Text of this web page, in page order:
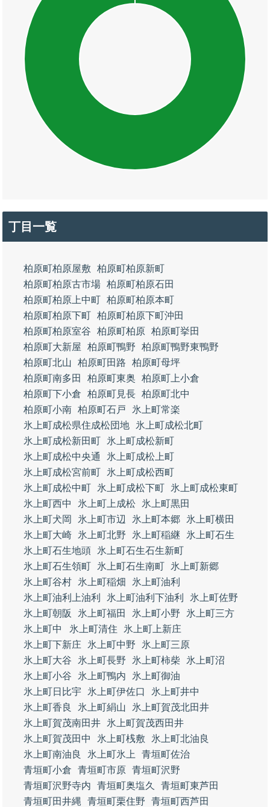
丁目一覧
柏原町柏原屋敷
柏原町柏原新町
柏原町柏原古市場 柏原町柏原石田
柏原町柏原上中町 柏原町柏原本町
柏原町柏原下町 柏原町柏原下町沖田
柏原町柏原室谷
柏原町柏原 柏原町挙田
柏原町大新屋
柏原町鴨野
柏原町鴨野東鴨野
柏原町北山
柏原町田路
柏原町母坪
柏原町南多田
柏原町東奥
柏原町上小倉
柏原町下小倉
柏原町見長 柏原町北中
柏原町小南 柏原町石戸
氷上町常楽
氷上町成松県住成松団地
氷上町成松北町
氷上町成松新田町
氷上町成松新町
氷上町成松中央通
氷上町成松上町
氷上町成松宮前町
氷上町成松西町
氷上町成松中町
氷上町成松下町
氷上町成松東町
氷上町西中
氷上町上成松
氷上町黒田
氷上町犬岡
氷上町市辺 氷上町本郷
氷上町横田
氷上町大崎
氷上町北野 氷上町稲継
氷上町石生
氷上町石生地頭
氷上町石生石生新町
氷上町石生領町
氷上町石生南町
氷上町新郷
氷上町谷村
氷上町稲畑
氷上町油利
氷上町油利上油利
氷上町油利下油利
氷上町佐野
氷上町朝阪
氷上町福田 氷上町小野
氷上町三方
氷上町中
氷上町清住
氷上町上新庄
氷上町下新庄
氷上町中野
氷上町三原
氷上町大谷
氷上町長野 氷上町柿柴
氷上町沼
氷上町小谷
氷上町鴨内
氷上町御油
氷上町日比宇
氷上町伊佐口
氷上町井中
氷上町香良
氷上町絹山
氷上町賀茂北田井
氷上町賀茂南田井
氷上町賀茂西田井
氷上町賀茂田中
氷上町桟敷
氷上町北油良
氷上町南油良
氷上町氷上
青垣町佐治
青垣町小倉
青垣町市原 青垣町沢野
青垣町沢野寺内
青垣町奥塩久
青垣町東芦田
青垣町田井縄
青垣町栗住野
青垣町西芦田